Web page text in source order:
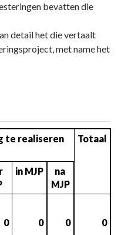
bevatten die
detail het die vertaalt
met name het
te realiseren Totaal
in MJP
na
MJP
0 0 0
0